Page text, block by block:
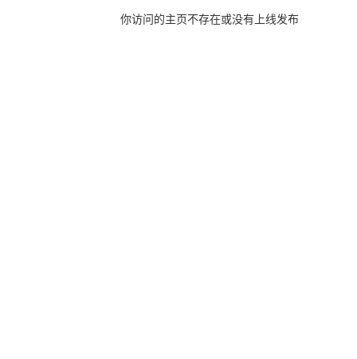
你访问的主页不存在或没有上线发布